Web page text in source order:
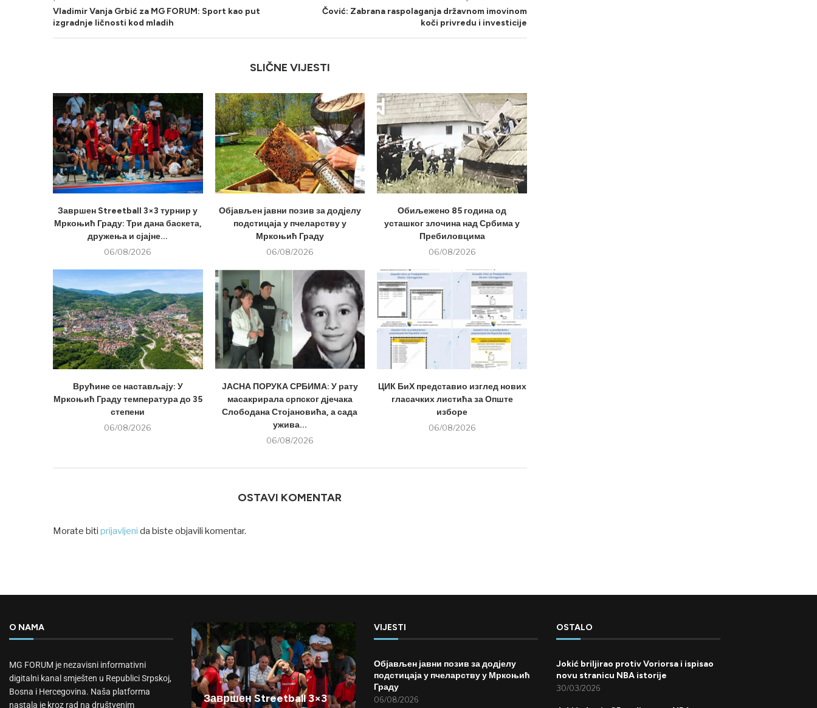
Vladimir Vanja Grbić za MG FORUM: Sport kao put
izgradnje ličnosti kod mladih
Čović: Zabrana raspolaganja državnom imovinom
koči privredu i investicije
SLIČNE VIJESTI
Завршен Streetball 3×3 турнир у
Мркоњић Граду: Три дана баскета,
дружења и сјајне...
06/08/2026
Објављен јавни позив за додјелу
подстицаја у пчеларству у
Мркоњић Граду
06/08/2026
Обиљежено 85 година од
усташког злочина над Србима у
Пребиловцима
06/08/2026
Врућине се настављају: У
Мркоњић Граду температура до 35
степени
06/08/2026
ЈАСНА ПОРУКА СРБИМА: У рату
масакрирала српског дјечака
Слободана Стојановића, а сада
ужива...
06/08/2026
ЦИК БиХ представио изглед нових
гласачких листића за Опште
изборе
06/08/2026
OSTAVI KOMENTAR
Morate biti prijavljeni da biste objavili komentar.
O NAMA
MG FORUM je nezavisni informativni
digitalni kanal smješten u Republici Srpskoj,
Bosna i Hercegovina. Naša platforma
nastala je kroz rad na društvenim
Завршен Streetball 3×3
VIJESTI
Објављен јавни позив за додјелу
подстицаја у пчеларству у Мркоњић
Граду
06/08/2026
OSTALO
Jokić briljirao protiv Voriorsa i ispisao
novu stranicu NBA istorije
30/03/2026